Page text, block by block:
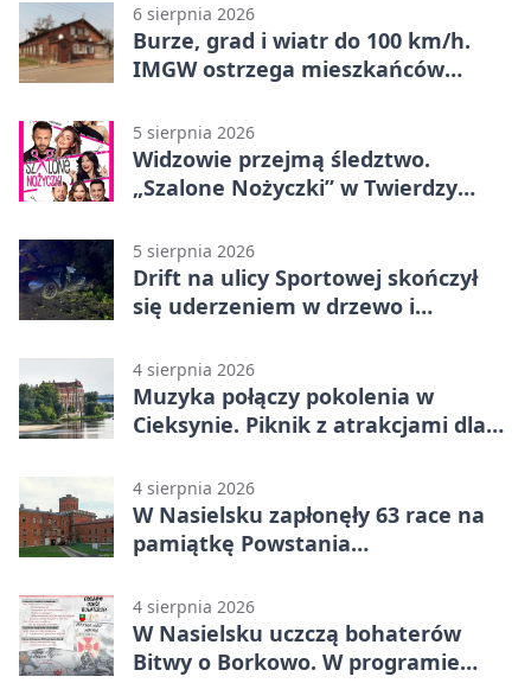
6 sierpnia 2026
Burze, grad i wiatr do 100 km/h.
IMGW ostrzega mieszkańców
5 sierpnia 2026
Widzowie przejmą śledztwo.
„Szalone Nożyczki” w Twierdzy
5 sierpnia 2026
Drift na ulicy Sportowej skończył
się uderzeniem w drzewo i
4 sierpnia 2026
Muzyka połączy pokolenia w
Cieksynie. Piknik z atrakcjami dla
4 sierpnia 2026
W Nasielsku zapłonęły 63 race na
pamiątkę Powstania
4 sierpnia 2026
W Nasielsku uczczą bohaterów
Bitwy o Borkowo. W programie